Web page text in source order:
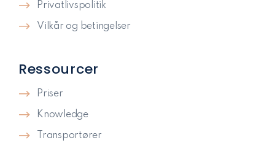
Ressourcer
Priser
Knowledge
Transportører
Privatlivspolitik​
Vilkår og betingelser